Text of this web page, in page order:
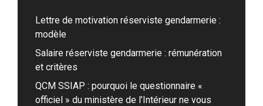
Lettre de motivation réserviste gendarmerie :
modèle
Salaire réserviste gendarmerie : rémunération
et critères
QCM SSIAP : pourquoi le questionnaire «
officiel » du ministère de l’Intérieur ne vous